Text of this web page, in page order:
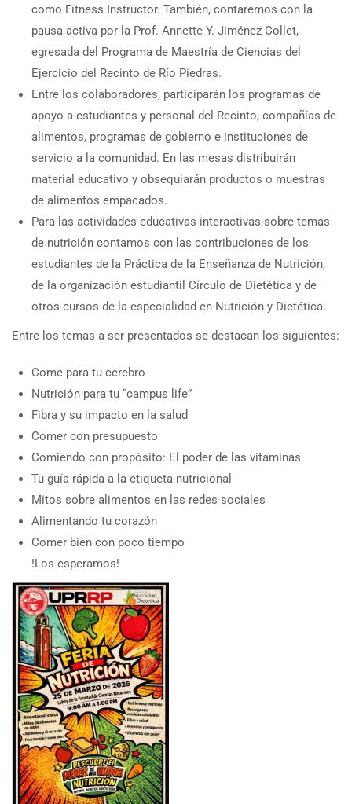
como Fitness Instructor. También, contaremos con la
pausa activa por la Prof. Annette Y. Jiménez Collet,
egresada del Programa de Maestría de Ciencias del
Ejercicio del Recinto de Río Piedras.
Entre los colaboradores, participarán los programas de
apoyo a estudiantes y personal del Recinto, compañías de
alimentos, programas de gobierno e instituciones de
servicio a la comunidad. En las mesas distribuirán
material educativo y obsequiarán productos o muestras
de alimentos empacados.
Para las actividades educativas interactivas sobre temas
de nutrición contamos con las contribuciones de los
estudiantes de la Práctica de la Enseñanza de Nutrición,
de la organización estudiantil Círculo de Dietética y de
otros cursos de la especialidad en Nutrición y Dietética.
Entre los temas a ser presentados se destacan los siguientes:
Come para tu cerebro
Nutrición para tu “campus life”
Fibra y su impacto en la salud
Comer con presupuesto
Comiendo con propósito: El poder de las vitaminas
Tu guía rápida a la etiqueta nutricional
Mitos sobre alimentos en las redes sociales
Alimentando tu corazón
Comer bien con poco tiempo
!Los esperamos!